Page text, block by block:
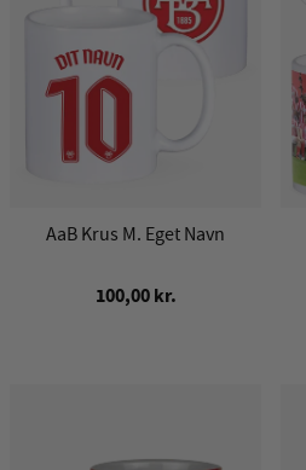
AaB Krus M. Eget Navn
100,00 kr.